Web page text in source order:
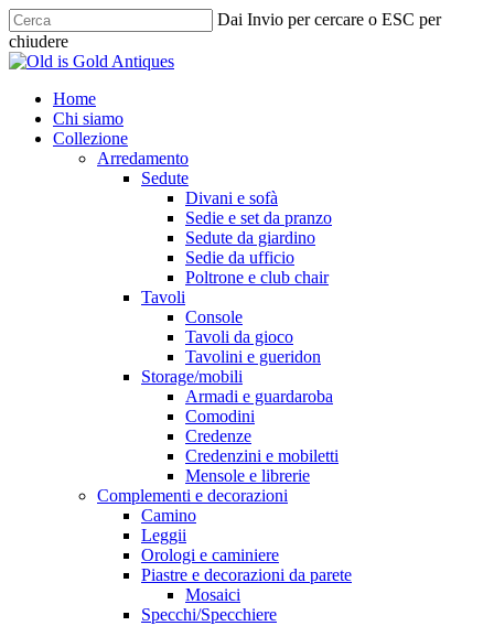
Skip
to
main
Dai Invio per cercare o ESC per
chiudere
Chiudi
cerca
Menu
Home
Chi siamo
Collezione
Arredamento
Sedute
Divani e sofà
Sedie e set da pranzo
Sedute da giardino
Sedie da ufficio
Poltrone e club chair
Tavoli
Console
Tavoli da gioco
Tavolini e gueridon
Storage/mobili
Armadi e guardaroba
Comodini
Credenze
Credenzini e mobiletti
Mensole e librerie
Complementi e decorazioni
Camino
Leggii
Orologi e caminiere
Piastre e decorazioni da parete
Mosaici
Specchi/Specchiere